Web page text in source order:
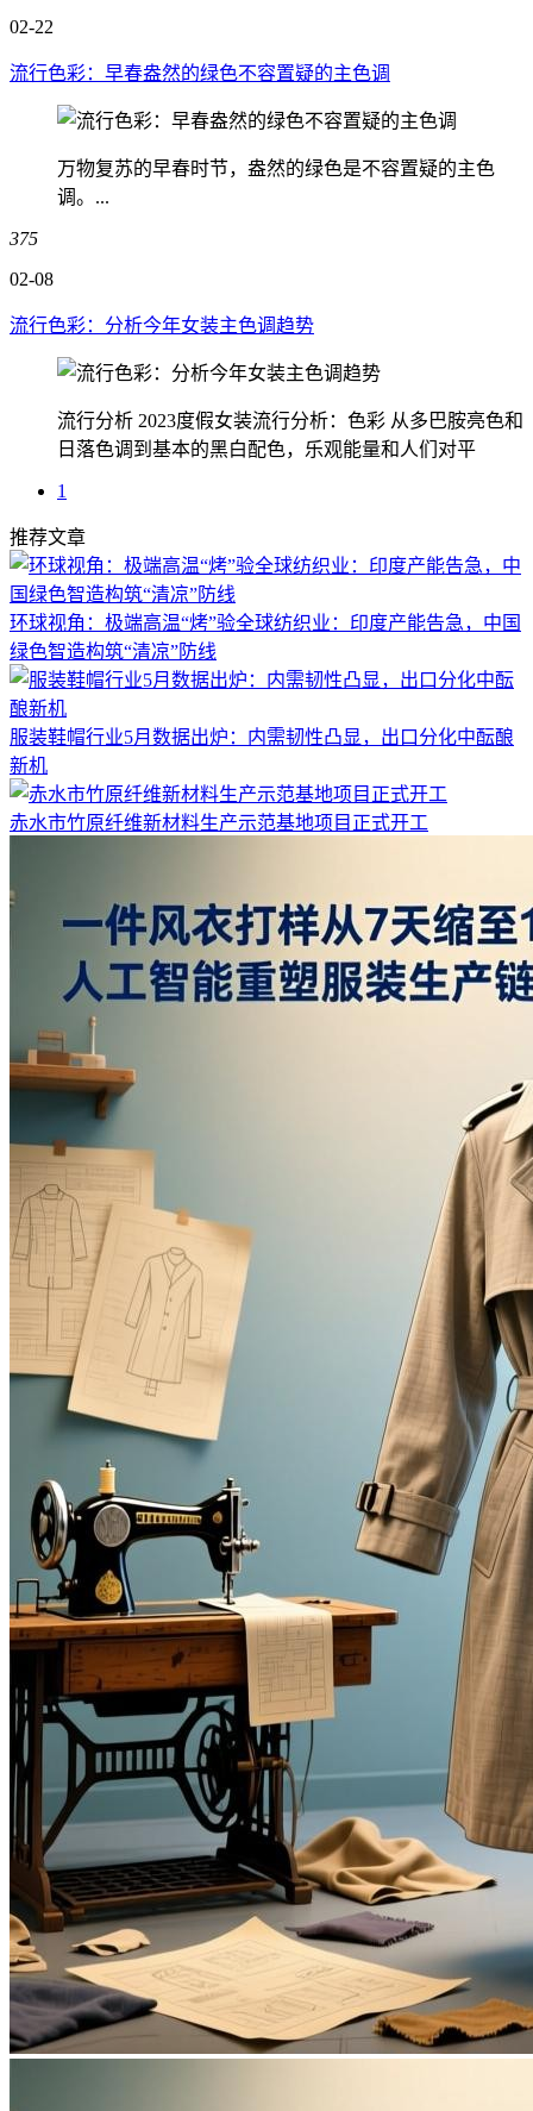
02-22
流行色彩：早春盎然的绿色不容置疑的主色调
万物复苏的早春时节，盎然的绿色是不容置疑的主色
调。...
375
02-08
流行色彩：分析今年女装主色调趋势
流行分析 2023度假女装流行分析：色彩 从多巴胺亮色和
日落色调到基本的黑白配色，乐观能量和人们对平
1
推荐文章
环球视角：极端高温“烤”验全球纺织业：印度产能告急，中国
绿色智造构筑“清凉”防线
服装鞋帽行业5月数据出炉：内需韧性凸显，出口分化中酝酿
新机
赤水市竹原纤维新材料生产示范基地项目正式开工